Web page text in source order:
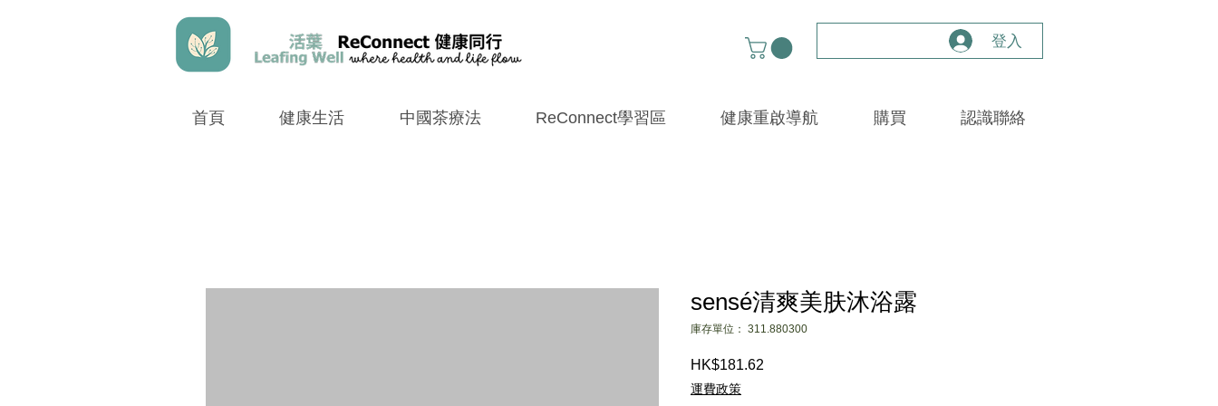
登入
首頁 健康生活 中國茶療法 ReConnect學習區 健康重啟導航 購買 認識聯絡
sensé清爽美肤沐浴露
庫存單位： 311.880300
HK$181.62
運費政策